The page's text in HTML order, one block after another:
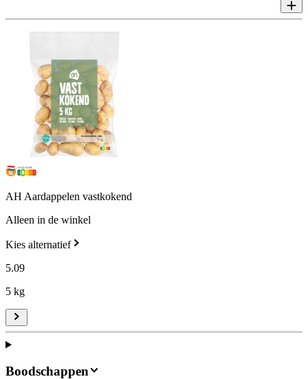
AH Aardappelen vastkokend
Alleen in de winkel
Kies alternatief
5.09
5 kg
Boodschappen